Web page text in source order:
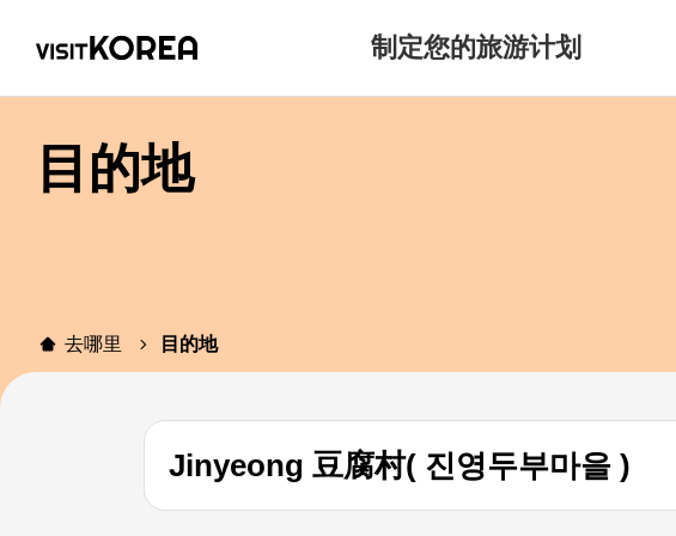
制定您的旅游计划
目的地
去哪里 目的地
Jinyeong 豆腐村( 진영두부마을 )